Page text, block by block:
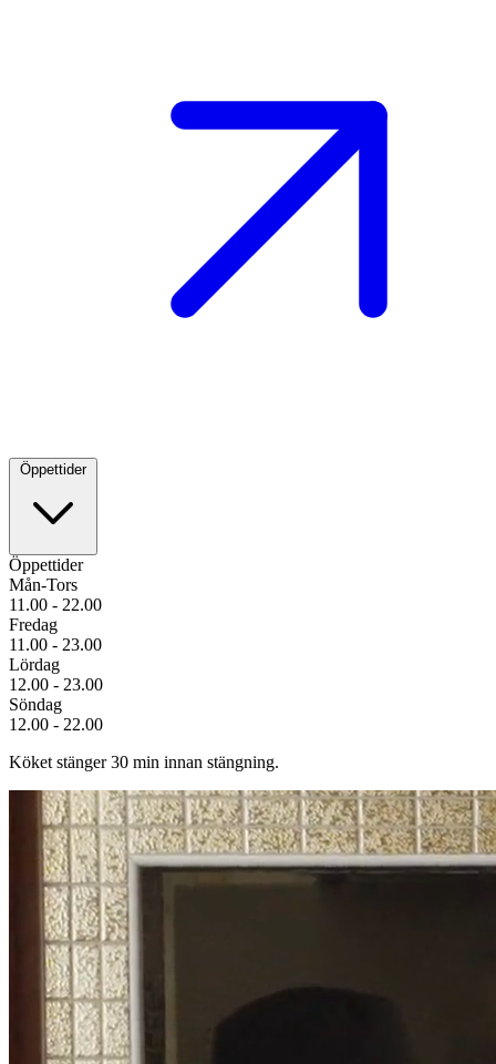
Öppettider
Öppettider
Mån-Tors
11.00 - 22.00
Fredag
11.00 - 23.00
Lördag
12.00 - 23.00
Söndag
12.00 - 22.00
Köket stänger 30 min innan stängning.